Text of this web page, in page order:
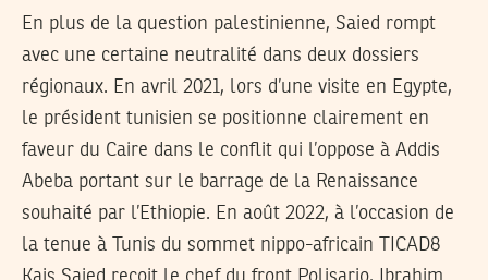
En plus de la question palestinienne, Saied rompt
avec une certaine neutralité dans deux dossiers
régionaux. En avril 2021, lors d’une visite en Egypte,
le président tunisien se positionne clairement en
faveur du Caire dans le conflit qui l’oppose à Addis
Abeba portant sur le barrage de la Renaissance
souhaité par l’Ethiopie. En août 2022, à l’occasion de
la tenue à Tunis du sommet nippo-africain TICAD8